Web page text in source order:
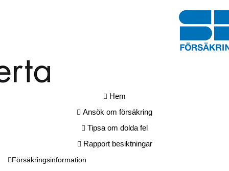
Hem
Ansök om försäkring
Tipsa om dolda fel
Rapport besiktningar
Försäkringsinformation